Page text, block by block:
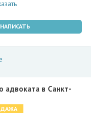
НАПИСАТЬ
адвоката в Санкт-